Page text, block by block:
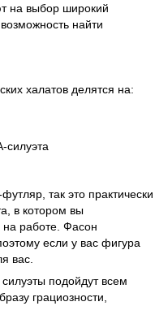
на выбор широкий
найти
халатов делятся на:
силуэта
так это практически
в котором вы
работе. Фасон
если у вас фигура
вас.
подойдут всем
грациозности,